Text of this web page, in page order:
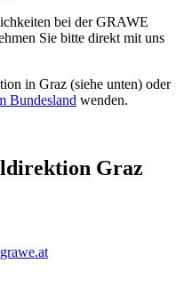
bei der GRAWE
Sie bitte direkt mit uns
in Graz (siehe unten) oder
Bundesland wenden.
Graz